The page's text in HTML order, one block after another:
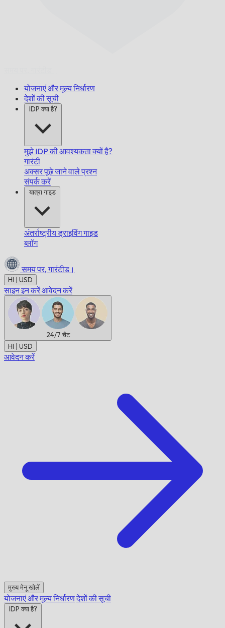
योजनाएं और मूल्य निर्धारण
देशों की सूची
IDP क्या है?
मुझे IDP की आवश्यकता क्यों है?
गारंटी
अक्सर पूछे जाने वाले प्रश्न
संपर्क करें
यात्रा गाइड
अंतर्राष्ट्रीय ड्राइविंग गाइड
ब्लॉग
समय पर, गारंटीड।
HI | USD
साइन इन करेंआवेदन करें
24/7 चैट
HI | USD
आवेदन करें
मुख्य मेनू खोलें
योजनाएं और मूल्य निर्धारणदेशों की सूची
IDP क्या है?